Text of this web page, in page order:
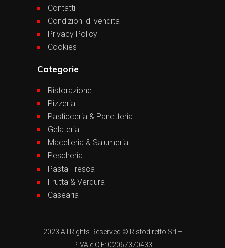
Contatti
Condizioni di vendita
Privacy Policy
Cookies
Categorie
Ristorazione
Pizzeria
Pasticceria & Panetteria
Gelateria
Macelleria & Salumeria
Pescheria
Pasta Fresca
Frutta & Verdura
Casearia
2023 All Rights Reserved © Ristodiretto Srl –
P.IVA e C.F: 02067370433